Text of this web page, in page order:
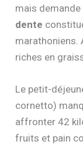
mais
dente
marathoniens.
riches en
Le petit-
cornetto)
affronter 42
fruits et pain